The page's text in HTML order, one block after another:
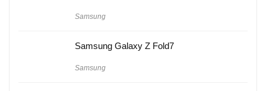
Samsung
Samsung Galaxy Z Fold7
Samsung